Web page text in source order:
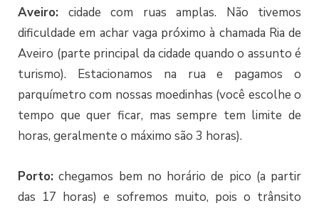
Aveiro: cidade com ruas amplas. Não tivemos
dificuldade em achar vaga próximo à chamada Ria de
Aveiro (parte principal da cidade quando o assunto é
turismo). Estacionamos na rua e pagamos o
parquímetro com nossas moedinhas (você escolhe o
tempo que quer ficar, mas sempre tem limite de
horas, geralmente o máximo são 3 horas).
Porto: chegamos bem no horário de pico (a partir
das 17 horas) e sofremos muito, pois o trânsito